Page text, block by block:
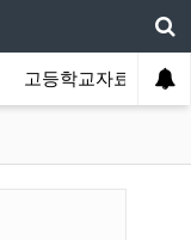
고등학교자료 멀